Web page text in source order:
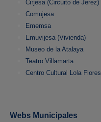
Cirjesa (Circuito de Jerez)
Comujesa
Ememsa
Emuvijesa (Vivienda)
Museo de la Atalaya
Teatro Villamarta
Centro Cultural Lola Flores
Webs Municipales